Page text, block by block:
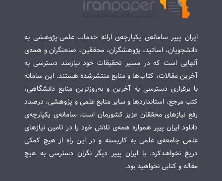
ایران پیپر سامانه‌ی یکپارچه‌ی ارائه خدمات علمی-پژوهشی به
دانشجویان، اساتید، پژوهشگران، محققین، صنعتگران و همه‌ی
آنهایی است که در مسیر تحقیقات خود نیازمند دسترسی به
آخرین مقالات، کتاب‌ها و منابع منتشرشده هستند. این سامانه
با برقراری دسترسی به آخرین و به‌روزترین منابع دانشگاهی،
کتب مرجع، استانداردها و سایر منابع علمی و پژوهشی، درصدد
رفع نیازهای محققان عزیز کشورمان است. سامانه‌ی یکپارچه‌ی
دانلود ایران پیپر همواره همه‌ی تلاش خود را در تامین نیازهای
علمی جامعه‌ی علمی به کاربسته و در این راه از هیچ کمکی
دریغ نخواهدکرد. با ایران پیپر دیگر نگران دسترسی به هیچ
مقاله و کتابی نخواهید بود.